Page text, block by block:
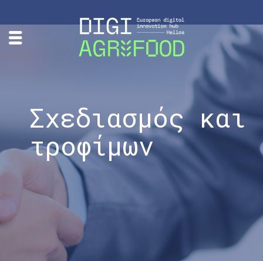
Σχεδιασμός και
τροφίμων